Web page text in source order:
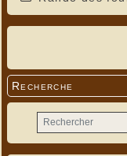
Recherche